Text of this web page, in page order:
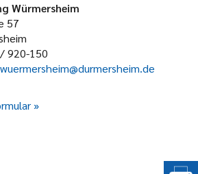
Würmersheim
57
920-150